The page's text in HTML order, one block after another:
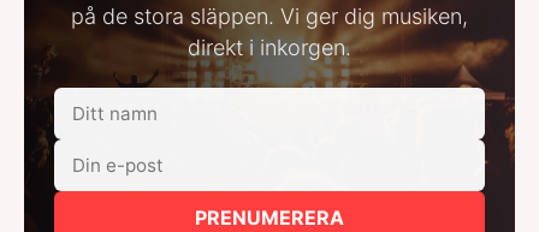
på de stora släppen. Vi ger dig musiken,
direkt i inkorgen.
PRENUMERERA